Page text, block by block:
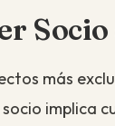
más
implica